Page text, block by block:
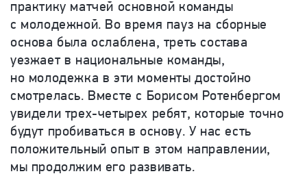
практику матчей основной команды
с молодежной. Во время пауз на сборные
основа была ослаблена, треть состава
уезжает в национальные команды,
но молодежка в эти моменты достойно
смотрелась. Вместе с Борисом Ротенбергом
увидели трех-четырех ребят, которые точно
будут пробиваться в основу. У нас есть
положительный опыт в этом направлении,
мы продолжим его развивать.